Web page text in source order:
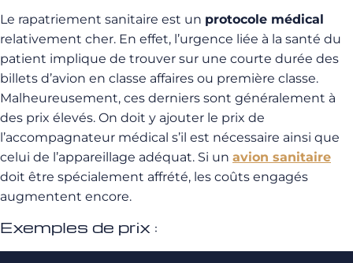
Le rapatriement sanitaire est un protocole médical
relativement cher. En effet, l’urgence liée à la santé du
patient implique de trouver sur une courte durée des
billets d’avion en classe affaires ou première classe.
Malheureusement, ces derniers sont généralement à
des prix élevés. On doit y ajouter le prix de
l’accompagnateur médical s’il est nécessaire ainsi que
celui de l’appareillage adéquat. Si un avion sanitaire
doit être spécialement affrété, les coûts engagés
augmentent encore.
Exemples de prix :